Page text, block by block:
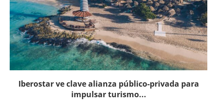
Iberostar ve clave alianza público-privada para
impulsar turismo...